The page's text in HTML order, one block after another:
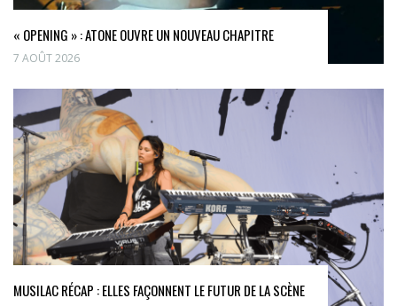
« OPENING » : ATONE OUVRE UN NOUVEAU CHAPITRE
7 AOÛT 2026
MUSILAC RÉCAP : ELLES FAÇONNENT LE FUTUR DE LA SCÈNE